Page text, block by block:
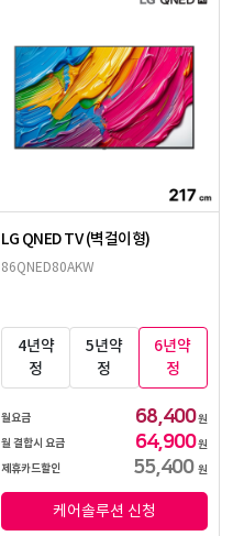
LG QNED TV (벽걸이형)
86QNED80AKW
4년약
정
5년약
정
6년약
정
월요금 68,400원
월 결합시 요금
64,900원
제휴카드할인
55,400 원
케어솔루션 신청